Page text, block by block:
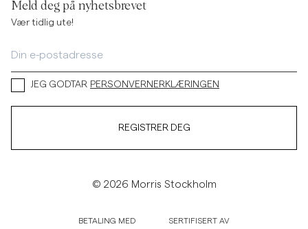
Meld deg på nyhetsbrevet
Vær tidlig ute!
JEG GODTAR PERSONVERNERKLÆRINGEN
REGISTRER DEG
© 2026 Morris Stockholm
BETALING MED SERTIFISERT AV